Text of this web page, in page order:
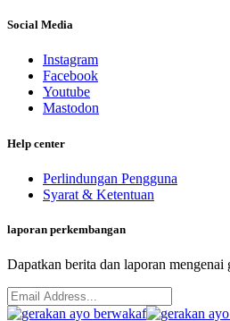
Social Media
Instagram
Facebook
Youtube
Mastodon
Help center
Perlindungan Pengguna
Syarat & Ketentuan
laporan perkembangan
Dapatkan berita dan laporan